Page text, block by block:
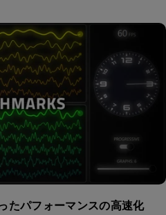
たパフォーマンスの高速化